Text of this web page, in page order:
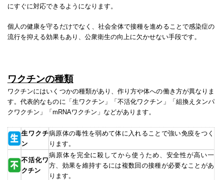
にすぐに対応できるようになります。
個人の健康を守るだけでなく、社会全体で接種を進めることで感染症の
流行を抑える効果もあり、公衆衛生の向上に欠かせない手段です。
ワクチンの種類
ワクチンにはいくつかの種類があり、作り方や体への働き方が異なりま
す。代表的なものに「生ワクチン」「不活化ワクチン」「組換えタンパ
クワクチン」「mRNAワクチン」などがあります。
生ワクチ
ン
病原体の毒性を弱めて体に入れることで強い免疫をつく
ります。
不活化ワ
クチン
病原体を完全に殺してから使うため、安全性が高い一
方、効果を維持するには複数回の接種が必要なことがあ
ります。